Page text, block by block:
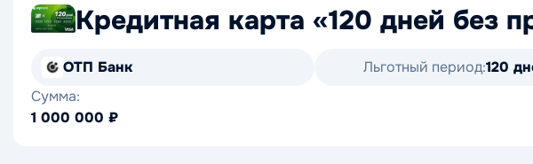
Кредитная карта «120 дней без
ОТП Банк Льготный период:120
Сумма:
1 000 000 ₽